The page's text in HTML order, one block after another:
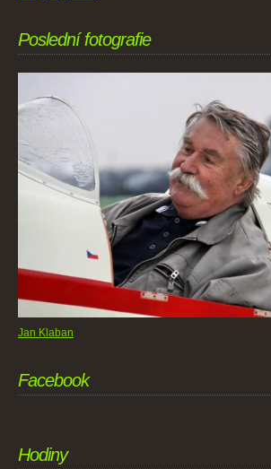
Poslední fotografie
Jan Klaban
Facebook
Hodiny